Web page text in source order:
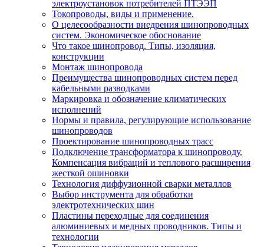
электроустановок потребителей ПТЭЭП
Токопроводы, виды и применение.
О целесообразности внедрения шинопроводных
систем. Экономическое обоснование
Что такое шинопровод. Типы, изоляция,
конструкции
Монтаж шинопровода
Преимущества шинопроводных систем перед
кабельными разводками
Маркировка и обозначение климатических
исполнений
Нормы и правила, регулирующие использование
шинопроводов
Проектирование шинопроводных трасс
Подключение трансформатора к шинопроводу.
Компенсация вибраций и теплового расширения
жесткой ошиновки
Технология диффузионной сварки металлов
Выбор инструмента для обработки
электротехнических шин
Пластины переходные для соединения
алюминиевых и медных проводников. Типы и
технологии